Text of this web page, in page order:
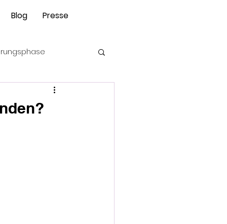
Blog Presse